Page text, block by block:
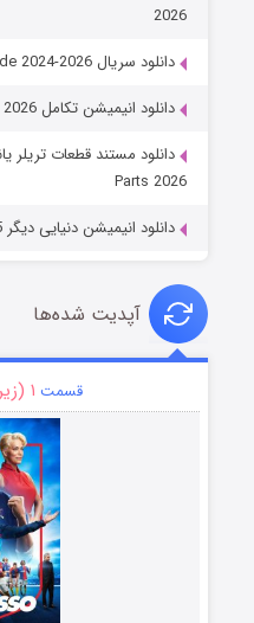
2026
دانلود سریال One Hundred Years of Solitude 2024-2026
دانلود انیمیشن تکامل Evolution 2026
Parts 2026
دانلود انیمیشن دنیایی دیگر Another World 2025
آپدیت شده‌ها
قسمت ۱ (زیرنویس)